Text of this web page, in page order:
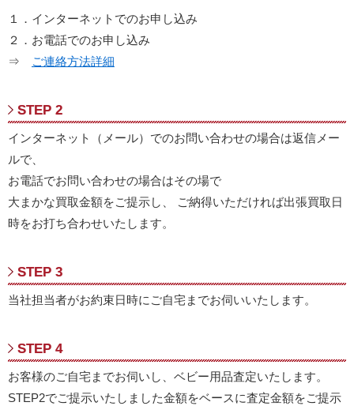
１．インターネットでのお申し込み
２．お電話でのお申し込み
⇒
ご連絡方法詳細
STEP 2
インターネット（メール）でのお問い合わせの場合は返信メー
ルで、
お電話でお問い合わせの場合はその場で
大まかな買取金額をご提示し、 ご納得いただければ出張買取日
時をお打ち合わせいたします。
STEP 3
当社担当者がお約束日時にご自宅までお伺いいたします。
STEP 4
お客様のご自宅までお伺いし、ベビー用品査定いたします。
STEP2でご提示いたしました金額をベースに査定金額をご提示